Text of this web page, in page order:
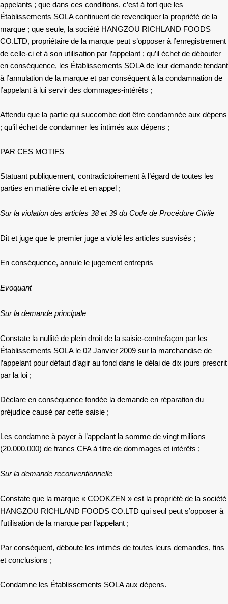
appelants ; que dans ces conditions, c’est à tort que les
Établissements SOLA continuent de revendiquer la propriété de la
marque ; que seule, la société HANGZOU RICHLAND FOODS
CO.LTD, propriétaire de la marque peut s’opposer à l’enregistrement
de celle-ci et à son utilisation par l’appelant ; qu’il échet de débouter
en conséquence, les Établissements SOLA de leur demande tendant
à l’annulation de la marque et par conséquent à la condamnation de
l’appelant à lui servir des dommages-intérêts ;
Attendu que la partie qui succombe doit être condamnée aux dépens
; qu’il échet de condamner les intimés aux dépens ;
PAR CES MOTIFS
Statuant publiquement, contradictoirement à l’égard de toutes les
parties en matière civile et en appel ;
Sur la violation des articles 38 et 39 du Code de Procédure Civile
Dit et juge que le premier juge a violé les articles susvisés ;
En conséquence, annule le jugement entrepris
Evoquant
Sur la demande principale
Constate la nullité de plein droit de la saisie-contrefaçon par les
Établissements SOLA le 02 Janvier 2009 sur la marchandise de
l’appelant pour défaut d’agir au fond dans le délai de dix jours prescrit
par la loi ;
Déclare en conséquence fondée la demande en réparation du
préjudice causé par cette saisie ;
Les condamne à payer à l’appelant la somme de vingt millions
(20.000.000) de francs CFA à titre de dommages et intérêts ;
Sur la demande reconventionnelle
Constate que la marque « COOKZEN » est la propriété de la société
HANGZOU RICHLAND FOODS CO.LTD qui seul peut s’opposer à
l’utilisation de la marque par l’appelant ;
Par conséquent, déboute les intimés de toutes leurs demandes, fins
et conclusions ;
Condamne les Établissements SOLA aux dépens.